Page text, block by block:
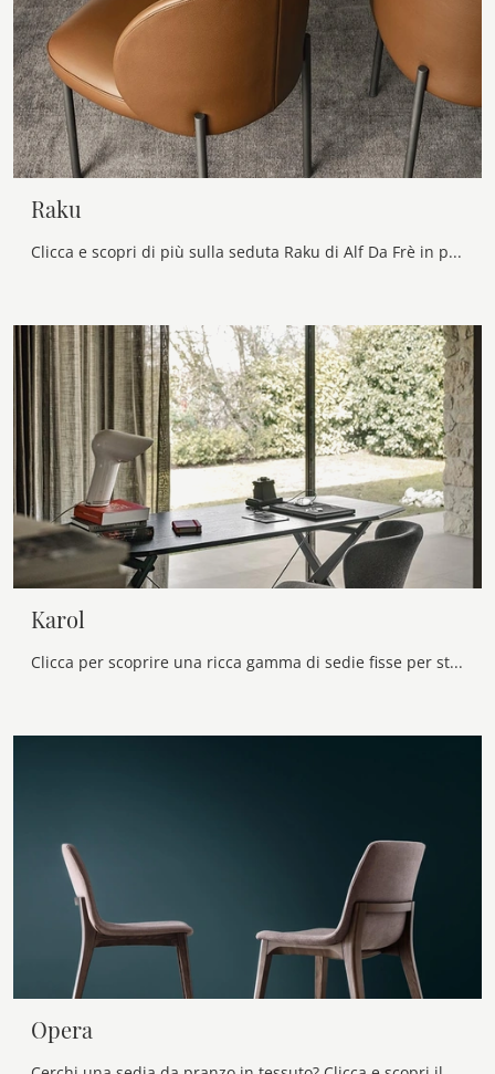
Raku
Clicca e scopri di più sulla seduta Raku di Alf Da Frè in pelle: le più belle Sedie fisse design ti attendono.
Karol
Clicca per scoprire una ricca gamma di sedie fisse per stanze design: il modello Karol di Alf Da Frè ti attende!
Opera